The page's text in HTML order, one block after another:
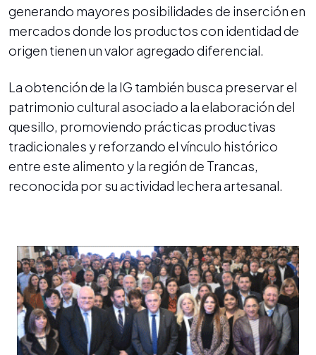
generando mayores posibilidades de inserción en
mercados donde los productos con identidad de
origen tienen un valor agregado diferencial.
La obtención de la IG también busca preservar el
patrimonio cultural asociado a la elaboración del
quesillo, promoviendo prácticas productivas
tradicionales y reforzando el vínculo histórico
entre este alimento y la región de Trancas,
reconocida por su actividad lechera artesanal.